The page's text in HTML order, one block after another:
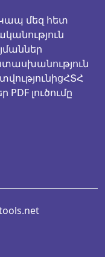
մեզ հետ
ՀՏՀ
PDF լուծումը